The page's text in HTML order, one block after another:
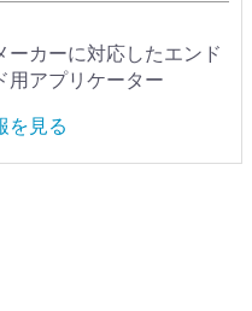
ーカーに対応したエンド
用アプリケーター
を見る